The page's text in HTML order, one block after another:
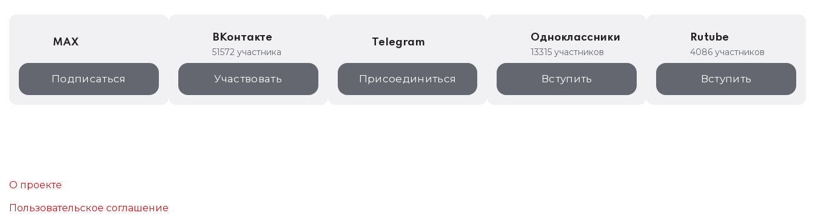
MAX
Подписаться
ВКонтакте
51572 участника
Участвовать
Telegram
Присоединиться
Одноклассники
13315 участников
Вступить
Rutube
4086 участников
Вступить
О проекте
Пользовательское соглашение